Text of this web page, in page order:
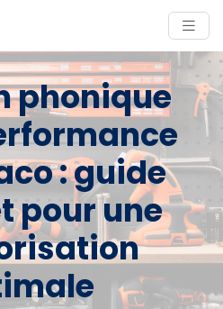
phonique
: guide
pour une